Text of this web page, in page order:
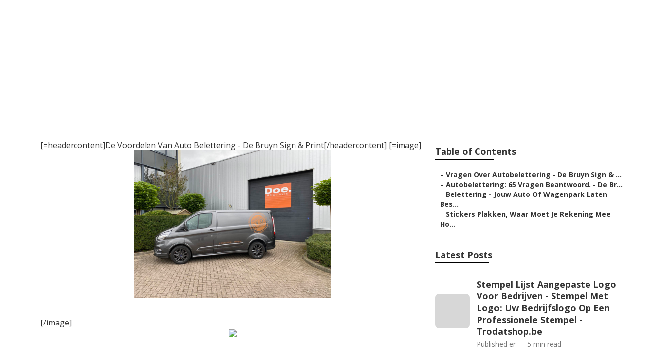
[=headercontent]De Voordelen Van Auto Belettering - De Bruyn Sign & Print[/headercontent] [=image]
[/image]
Table of Contents
– Vragen Over Autobelettering - De Bruyn Sign & ...
– Autobelettering: 65 Vragen Beantwoord. - De Br...
– Belettering - Jouw Auto Of Wagenpark Laten
Bes...
– Stickers Plakken, Waar Moet Je Rekening Mee
Ho...
Latest Posts
Stempel Lijst Aangepaste Logo
Voor Bedrijven - Stempel Met
Logo: Uw Bedrijfslogo Op Een
Professionele Stempel -
Trodatshop.be
Published en 5 min read